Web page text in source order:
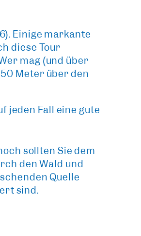
. Einige markante
diese Tour
mag (und über
Meter über den
jeden Fall eine gute
sollten Sie dem
den Wald und
Quelle
sind.